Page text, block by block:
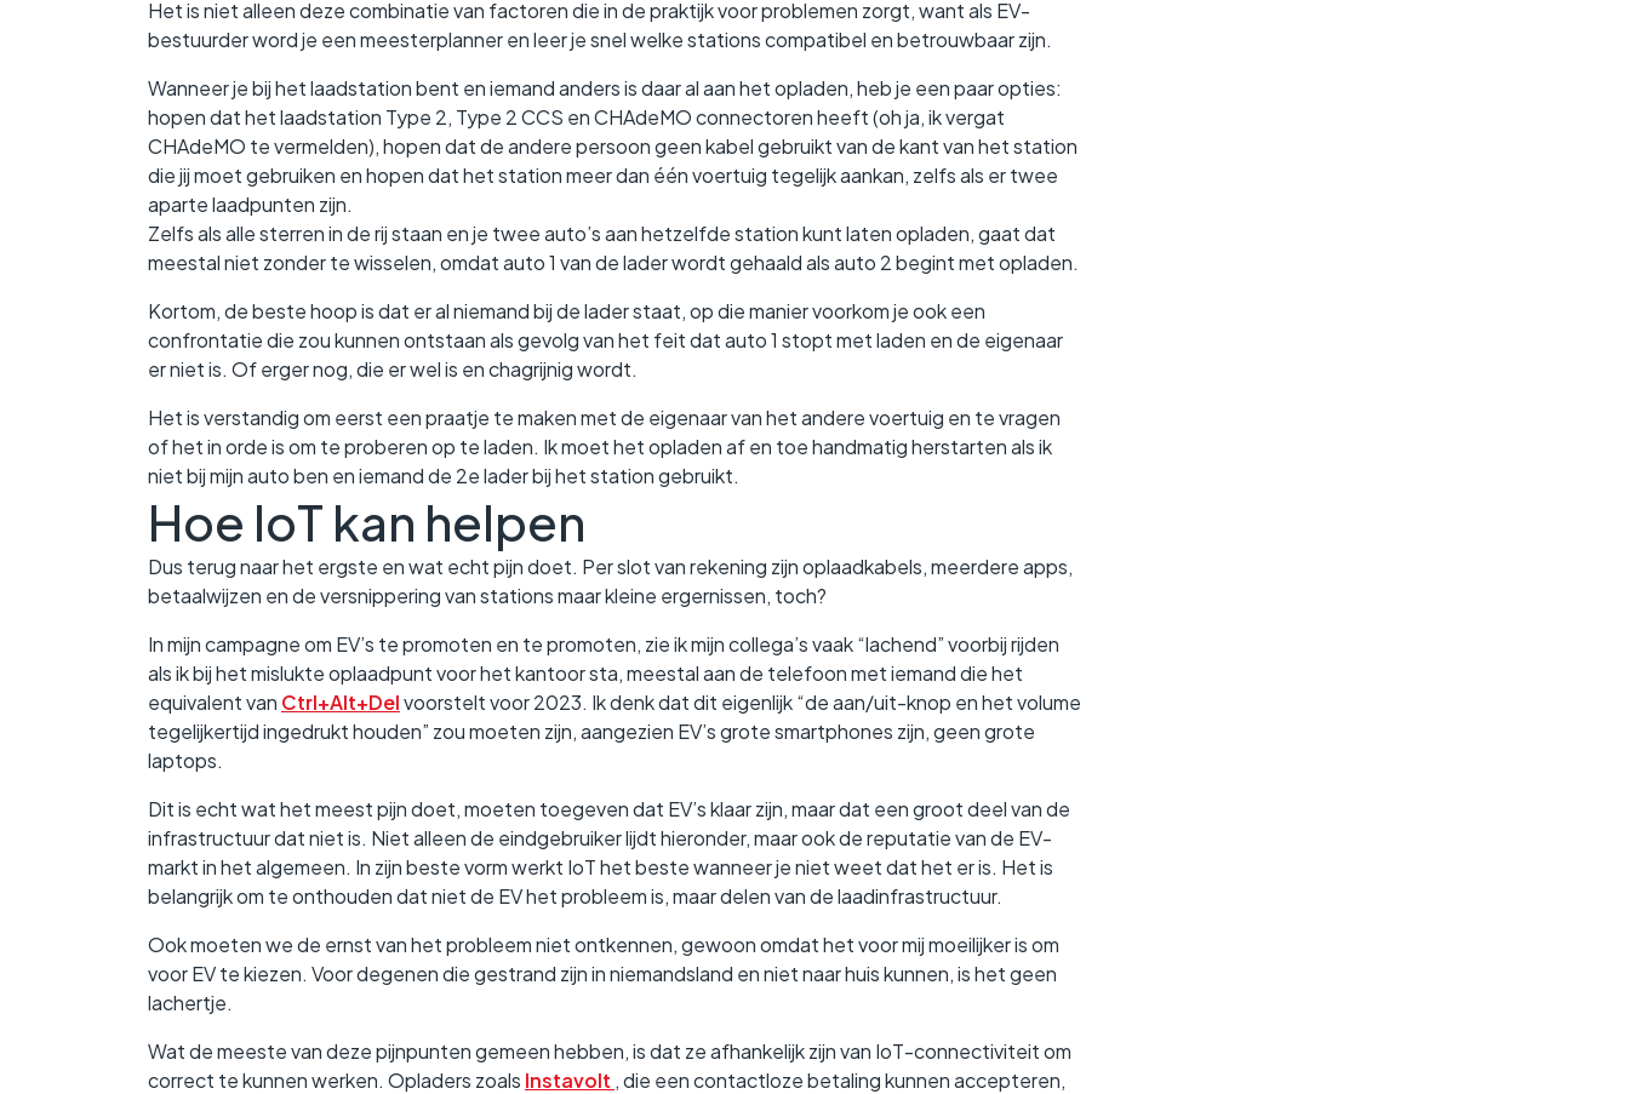
Het is niet alleen deze combinatie van factoren die in de praktijk voor problemen zorgt, want als EV-
bestuurder word je een meesterplanner en leer je snel welke stations compatibel en betrouwbaar zijn.
Wanneer je bij het laadstation bent en iemand anders is daar al aan het opladen, heb je een paar opties:
hopen dat het laadstation Type 2, Type 2 CCS en CHAdeMO connectoren heeft (oh ja, ik vergat
CHAdeMO te vermelden), hopen dat de andere persoon geen kabel gebruikt van de kant van het station
die jij moet gebruiken en hopen dat het station meer dan één voertuig tegelijk aankan, zelfs als er twee
aparte laadpunten zijn.
Zelfs als alle sterren in de rij staan en je twee auto’s aan hetzelfde station kunt laten opladen, gaat dat
meestal niet zonder te wisselen, omdat auto 1 van de lader wordt gehaald als auto 2 begint met opladen.
Kortom, de beste hoop is dat er al niemand bij de lader staat, op die manier voorkom je ook een
confrontatie die zou kunnen ontstaan als gevolg van het feit dat auto 1 stopt met laden en de eigenaar
er niet is. Of erger nog, die er wel is en chagrijnig wordt.
Het is verstandig om eerst een praatje te maken met de eigenaar van het andere voertuig en te vragen
of het in orde is om te proberen op te laden. Ik moet het opladen af en toe handmatig herstarten als ik
niet bij mijn auto ben en iemand de 2e lader bij het station gebruikt.
Hoe IoT kan helpen
Dus terug naar het ergste en wat echt pijn doet. Per slot van rekening zijn oplaadkabels, meerdere apps,
betaalwijzen en de versnippering van stations maar kleine ergernissen, toch?
In mijn campagne om EV’s te promoten en te promoten, zie ik mijn collega’s vaak “lachend” voorbij rijden
als ik bij het mislukte oplaadpunt voor het kantoor sta, meestal aan de telefoon met iemand die het
equivalent van Ctrl+Alt+Delvoorstelt voor 2023. Ik denk dat dit eigenlijk “de aan/uit-knop en het volume
tegelijkertijd ingedrukt houden” zou moeten zijn, aangezien EV’s grote smartphones zijn, geen grote
laptops.
Dit is echt wat het meest pijn doet, moeten toegeven dat EV’s klaar zijn, maar dat een groot deel van de
infrastructuur dat niet is. Niet alleen de eindgebruiker lijdt hieronder, maar ook de reputatie van de EV-
markt in het algemeen. In zijn beste vorm werkt IoT het beste wanneer je niet weet dat het er is. Het is
belangrijk om te onthouden dat niet de EV het probleem is, maar delen van de laadinfrastructuur.
Ook moeten we de ernst van het probleem niet ontkennen, gewoon omdat het voor mij moeilijker is om
voor EV te kiezen. Voor degenen die gestrand zijn in niemandsland en niet naar huis kunnen, is het geen
lachertje.
Wat de meeste van deze pijnpunten gemeen hebben, is dat ze afhankelijk zijn van IoT-connectiviteit om
correct te kunnen werken. Opladers zoals Instavolt , die een contactloze betaling kunnen accepteren,